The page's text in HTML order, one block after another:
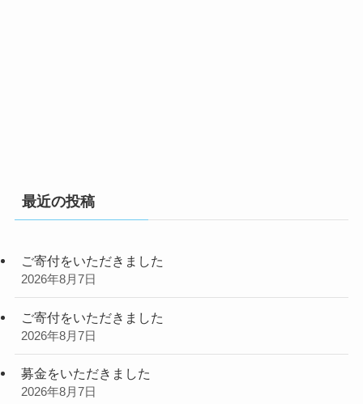
最近の投稿
ご寄付をいただきました
2026年8月7日
ご寄付をいただきました
2026年8月7日
募金をいただきました
2026年8月7日